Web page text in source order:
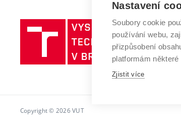
Vysoké
učení
technické
v
Copyright © 2026 VUT
Nastavení
Soubory cookie
používání webu,
přizpůsobení
platformám
Zjistit více